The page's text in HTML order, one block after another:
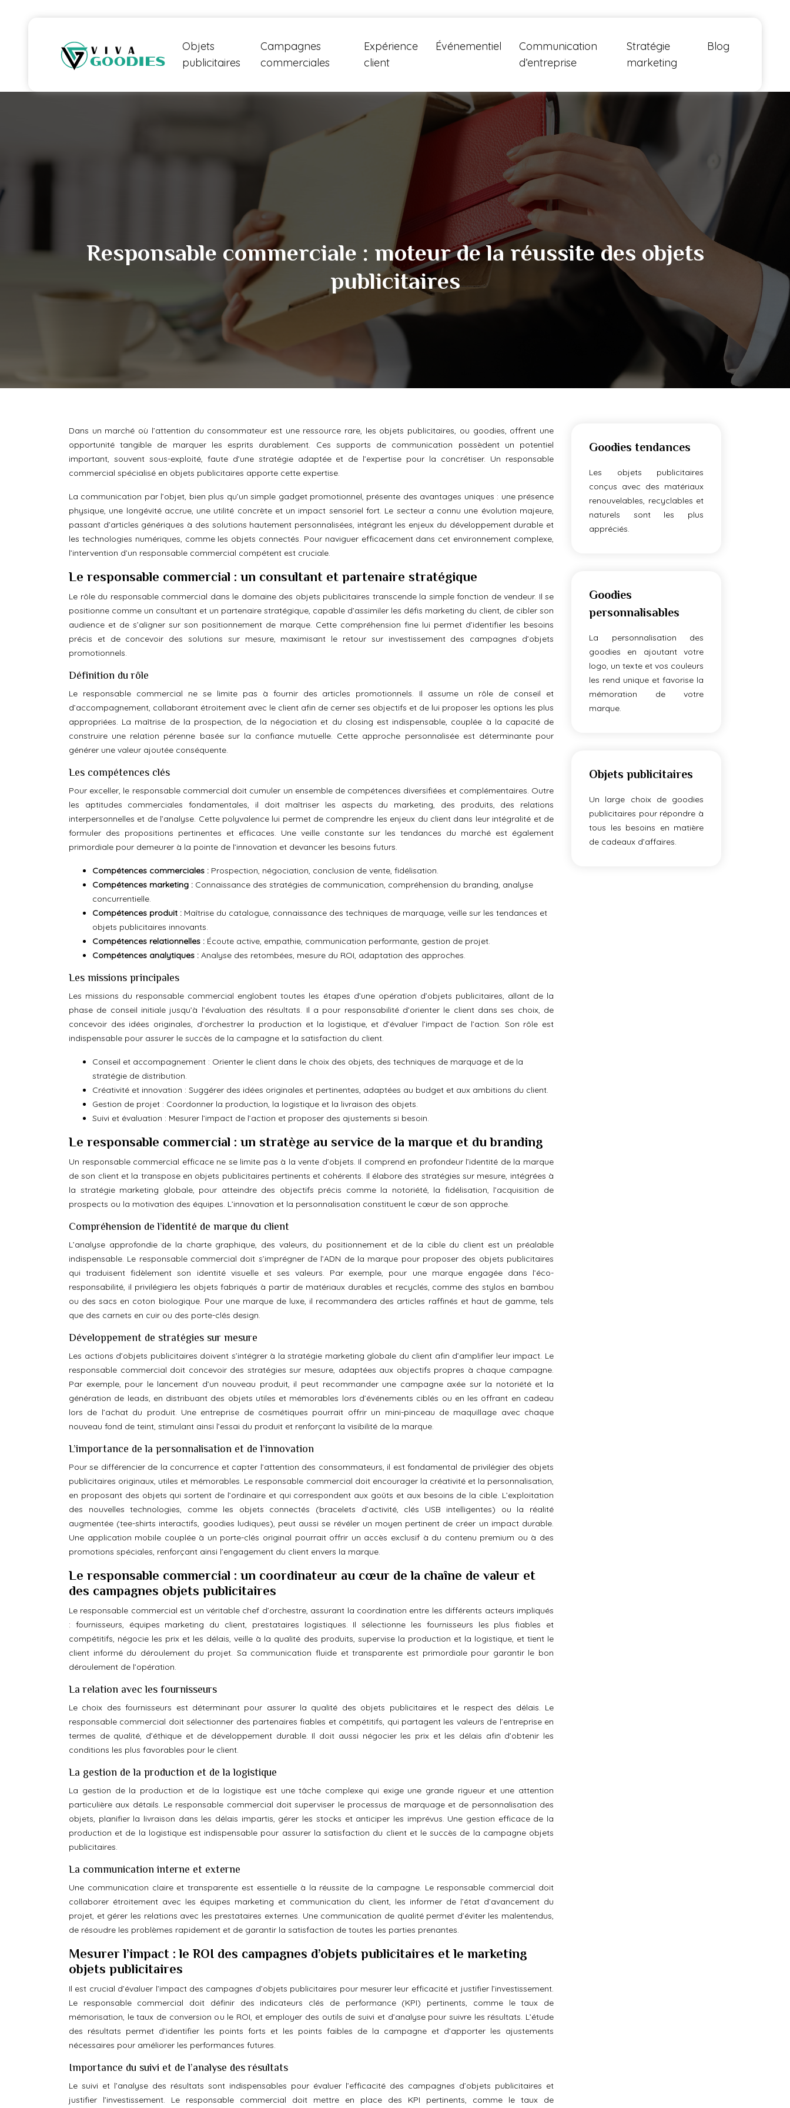
Objets
publicitaires
Campagnes
commerciales
Expérience
client
Événementiel
Communication
d’entreprise
Stratégie
marketing
Blog
Responsable commerciale : moteur de la réussite des objets
publicitaires
Dans un marché où l’attention du consommateur est une ressource rare, les objets publicitaires, ou goodies, offrent une
opportunité tangible de marquer les esprits durablement. Ces supports de communication possèdent un potentiel
important, souvent sous-exploité, faute d’une stratégie adaptée et de l’expertise pour la concrétiser. Un responsable
commercial spécialisé en objets publicitaires apporte cette expertise.
La communication par l’objet, bien plus qu’un simple gadget promotionnel, présente des avantages uniques : une présence
physique, une longévité accrue, une utilité concrète et un impact sensoriel fort. Le secteur a connu une évolution majeure,
passant d’articles génériques à des solutions hautement personnalisées, intégrant les enjeux du développement durable et
les technologies numériques, comme les objets connectés. Pour naviguer efficacement dans cet environnement complexe,
l’intervention d’un responsable commercial compétent est cruciale.
Le responsable commercial : un consultant et partenaire stratégique
Le rôle du responsable commercial dans le domaine des objets publicitaires transcende la simple fonction de vendeur. Il se
positionne comme un consultant et un partenaire stratégique, capable d’assimiler les défis marketing du client, de cibler son
audience et de s’aligner sur son positionnement de marque. Cette compréhension fine lui permet d’identifier les besoins
précis et de concevoir des solutions sur mesure, maximisant le retour sur investissement des campagnes d’objets
promotionnels.
Définition du rôle
Le responsable commercial ne se limite pas à fournir des articles promotionnels. Il assume un rôle de conseil et
d’accompagnement, collaborant étroitement avec le client afin de cerner ses objectifs et de lui proposer les options les plus
appropriées. La maîtrise de la prospection, de la négociation et du closing est indispensable, couplée à la capacité de
construire une relation pérenne basée sur la confiance mutuelle. Cette approche personnalisée est déterminante pour
générer une valeur ajoutée conséquente.
Les compétences clés
Pour exceller, le responsable commercial doit cumuler un ensemble de compétences diversifiées et complémentaires. Outre
les aptitudes commerciales fondamentales, il doit maîtriser les aspects du marketing, des produits, des relations
interpersonnelles et de l’analyse. Cette polyvalence lui permet de comprendre les enjeux du client dans leur intégralité et de
formuler des propositions pertinentes et efficaces. Une veille constante sur les tendances du marché est également
primordiale pour demeurer à la pointe de l’innovation et devancer les besoins futurs.
Compétences commerciales : Prospection, négociation, conclusion de vente, fidélisation.
Compétences marketing : Connaissance des stratégies de communication, compréhension du branding, analyse
concurrentielle.
Compétences produit : Maîtrise du catalogue, connaissance des techniques de marquage, veille sur les tendances et
objets publicitaires innovants.
Compétences relationnelles : Écoute active, empathie, communication performante, gestion de projet.
Compétences analytiques : Analyse des retombées, mesure du ROI, adaptation des approches.
Les missions principales
Les missions du responsable commercial englobent toutes les étapes d’une opération d’objets publicitaires, allant de la
phase de conseil initiale jusqu’à l’évaluation des résultats. Il a pour responsabilité d’orienter le client dans ses choix, de
concevoir des idées originales, d’orchestrer la production et la logistique, et d’évaluer l’impact de l’action. Son rôle est
indispensable pour assurer le succès de la campagne et la satisfaction du client.
Conseil et accompagnement : Orienter le client dans le choix des objets, des techniques de marquage et de la
stratégie de distribution.
Créativité et innovation : Suggérer des idées originales et pertinentes, adaptées au budget et aux ambitions du client.
Gestion de projet : Coordonner la production, la logistique et la livraison des objets.
Suivi et évaluation : Mesurer l’impact de l’action et proposer des ajustements si besoin.
Le responsable commercial : un stratège au service de la marque et du branding
Un responsable commercial efficace ne se limite pas à la vente d’objets. Il comprend en profondeur l’identité de la marque
de son client et la transpose en objets publicitaires pertinents et cohérents. Il élabore des stratégies sur mesure, intégrées à
la stratégie marketing globale, pour atteindre des objectifs précis comme la notoriété, la fidélisation, l’acquisition de
prospects ou la motivation des équipes. L’innovation et la personnalisation constituent le cœur de son approche.
Compréhension de l’identité de marque du client
L’analyse approfondie de la charte graphique, des valeurs, du positionnement et de la cible du client est un préalable
indispensable. Le responsable commercial doit s’imprégner de l’ADN de la marque pour proposer des objets publicitaires
qui traduisent fidèlement son identité visuelle et ses valeurs. Par exemple, pour une marque engagée dans l’éco-
responsabilité, il privilégiera les objets fabriqués à partir de matériaux durables et recyclés, comme des stylos en bambou
ou des sacs en coton biologique. Pour une marque de luxe, il recommandera des articles raffinés et haut de gamme, tels
que des carnets en cuir ou des porte-clés design.
Développement de stratégies sur mesure
Les actions d’objets publicitaires doivent s’intégrer à la stratégie marketing globale du client afin d’amplifier leur impact. Le
responsable commercial doit concevoir des stratégies sur mesure, adaptées aux objectifs propres à chaque campagne.
Par exemple, pour le lancement d’un nouveau produit, il peut recommander une campagne axée sur la notoriété et la
génération de leads, en distribuant des objets utiles et mémorables lors d’événements ciblés ou en les offrant en cadeau
lors de l’achat du produit. Une entreprise de cosmétiques pourrait offrir un mini-pinceau de maquillage avec chaque
nouveau fond de teint, stimulant ainsi l’essai du produit et renforçant la visibilité de la marque.
L’importance de la personnalisation et de l’innovation
Pour se différencier de la concurrence et capter l’attention des consommateurs, il est fondamental de privilégier des objets
publicitaires originaux, utiles et mémorables. Le responsable commercial doit encourager la créativité et la personnalisation,
en proposant des objets qui sortent de l’ordinaire et qui correspondent aux goûts et aux besoins de la cible. L’exploitation
des nouvelles technologies, comme les objets connectés (bracelets d’activité, clés USB intelligentes) ou la réalité
augmentée (tee-shirts interactifs, goodies ludiques), peut aussi se révéler un moyen pertinent de créer un impact durable.
Une application mobile couplée à un porte-clés original pourrait offrir un accès exclusif à du contenu premium ou à des
promotions spéciales, renforçant ainsi l’engagement du client envers la marque.
Le responsable commercial : un coordinateur au cœur de la chaîne de valeur et
des campagnes objets publicitaires
Le responsable commercial est un véritable chef d’orchestre, assurant la coordination entre les différents acteurs impliqués
: fournisseurs, équipes marketing du client, prestataires logistiques. Il sélectionne les fournisseurs les plus fiables et
compétitifs, négocie les prix et les délais, veille à la qualité des produits, supervise la production et la logistique, et tient le
client informé du déroulement du projet. Sa communication fluide et transparente est primordiale pour garantir le bon
déroulement de l’opération.
La relation avec les fournisseurs
Le choix des fournisseurs est déterminant pour assurer la qualité des objets publicitaires et le respect des délais. Le
responsable commercial doit sélectionner des partenaires fiables et compétitifs, qui partagent les valeurs de l’entreprise en
termes de qualité, d’éthique et de développement durable. Il doit aussi négocier les prix et les délais afin d’obtenir les
conditions les plus favorables pour le client.
La gestion de la production et de la logistique
La gestion de la production et de la logistique est une tâche complexe qui exige une grande rigueur et une attention
particulière aux détails. Le responsable commercial doit superviser le processus de marquage et de personnalisation des
objets, planifier la livraison dans les délais impartis, gérer les stocks et anticiper les imprévus. Une gestion efficace de la
production et de la logistique est indispensable pour assurer la satisfaction du client et le succès de la campagne objets
publicitaires.
La communication interne et externe
Une communication claire et transparente est essentielle à la réussite de la campagne. Le responsable commercial doit
collaborer étroitement avec les équipes marketing et communication du client, les informer de l’état d’avancement du
projet, et gérer les relations avec les prestataires externes. Une communication de qualité permet d’éviter les malentendus,
de résoudre les problèmes rapidement et de garantir la satisfaction de toutes les parties prenantes.
Mesurer l’impact : le ROI des campagnes d’objets publicitaires et le marketing
objets publicitaires
Il est crucial d’évaluer l’impact des campagnes d’objets publicitaires pour mesurer leur efficacité et justifier l’investissement.
Le responsable commercial doit définir des indicateurs clés de performance (KPI) pertinents, comme le taux de
mémorisation, le taux de conversion ou le ROI, et employer des outils de suivi et d’analyse pour suivre les résultats. L’étude
des résultats permet d’identifier les points forts et les points faibles de la campagne et d’apporter les ajustements
nécessaires pour améliorer les performances futures.
Importance du suivi et de l’analyse des résultats
Le suivi et l’analyse des résultats sont indispensables pour évaluer l’efficacité des campagnes d’objets publicitaires et
justifier l’investissement. Le responsable commercial doit mettre en place des KPI pertinents, comme le taux de
Goodies tendances
Les objets publicitaires
conçus avec des matériaux
renouvelables, recyclables et
naturels sont les plus
appréciés.
Goodies
personnalisables
La personnalisation des
goodies en ajoutant votre
logo, un texte et vos couleurs
les rend unique et favorise la
mémoration de votre
marque.
Objets publicitaires
Un large choix de goodies
publicitaires pour répondre à
tous les besoins en matière
de cadeaux d’affaires.